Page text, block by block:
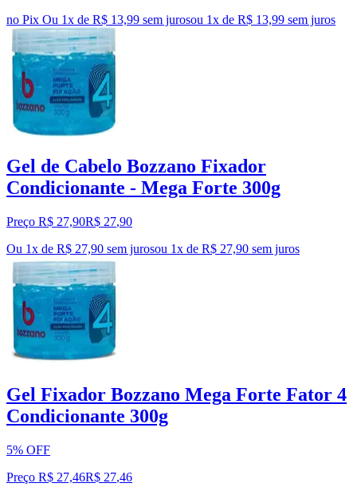
no Pix Ou 1x de R$ 13,99 sem jurosou 1x de R$ 13,99 sem juros
Gel de Cabelo Bozzano Fixador
Condicionante - Mega Forte 300g
Preço R$ 27,90R$ 27,90
Ou 1x de R$ 27,90 sem jurosou 1x de R$ 27,90 sem juros
Gel Fixador Bozzano Mega Forte Fator 4
Condicionante 300g
5% OFF
Preço R$ 27,46R$ 27,46